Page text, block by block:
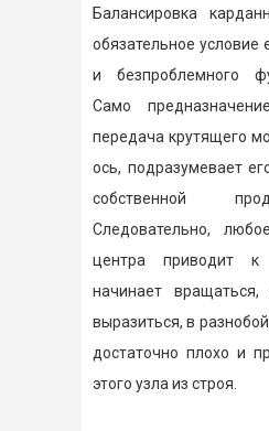
Балансировка
обязательное условие
и безпроблемного
Само
передача крутящего
ось, подразумевает
собственной
Следовательно,
центра приводит
начинает
выразиться, в
достаточно плохо и
этого узла из строя.